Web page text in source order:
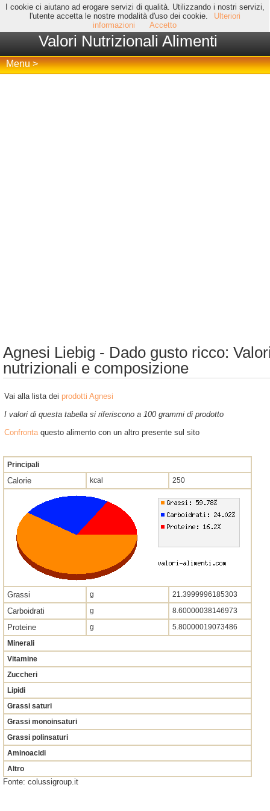
I cookie ci aiutano ad erogare servizi di qualità. Utilizzando i nostri servizi,
l'utente accetta le nostre modalità d'uso dei cookie.
Ulteriori
informazioni
Accetto
Valori Nutrizionali Alimenti
Menu >
Agnesi Liebig - Dado gusto ricco:
nutrizionali e composizione
Vai alla lista dei prodotti Agnesi
I valori di questa tabella si riferiscono a 100 grammi di prodotto
Confrontaquesto alimento con un altro presente sul sito
Principali
Calorie kcal 250
Grassi g 21.3999996185303
Carboidrati g 8.60000038146973
Proteine g
5.80000019073486
Minerali
Vitamine
Zuccheri
Lipidi
Grassi saturi
Grassi monoinsaturi
Grassi polinsaturi
Aminoacidi
Altro
Fonte: colussigroup.it